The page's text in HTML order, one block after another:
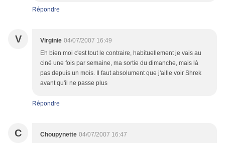
Répondre
V Virginie 04/07/2007 16:49
Eh bien moi c'est tout le contraire, habituellement je vais au
ciné une fois par semaine, ma sortie du dimanche, mais là
pas depuis un mois. Il faut absolument que j'aille voir Shrek
avant qu'il ne passe plus
Répondre
C Choupynette 04/07/2007 16:47